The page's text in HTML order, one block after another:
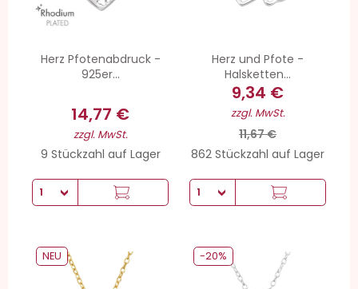
Herz Pfotenabdruck -
925er...
14,77 €
zzgl. MwSt.
9 Stückzahl auf Lager
Herz und Pfote -
Halsketten...
9,34 €
zzgl. MwSt.
11,67 €
862 Stückzahl auf Lager
NEU -20%